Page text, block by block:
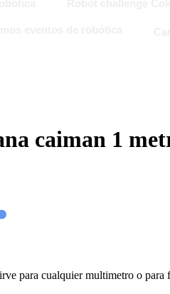
caiman 1
para cualquier multimetro o para